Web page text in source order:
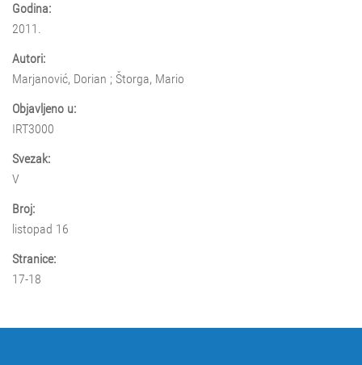
Godina:
2011.
Autori:
Marjanović, Dorian ; Štorga, Mario
Objavljeno u:
IRT3000
Svezak:
V
Broj:
listopad 16
Stranice:
17-18